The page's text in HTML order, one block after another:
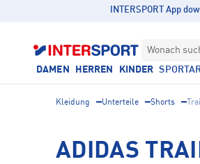
INTERSPORT App
Wonach
DAMEN HERREN KINDER
Kleidung Unterteile Shorts
ADIDAS